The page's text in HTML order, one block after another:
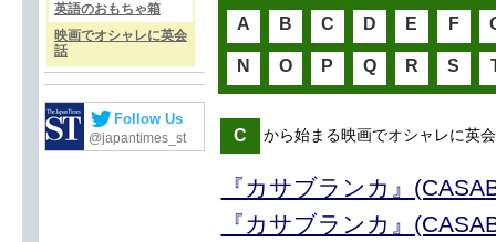
英語のおもちゃ箱
映画でオシャレに英会
話
Follow Us
@japantimes_st
A B C D E F
N O P Q R S
C から始まる映画でオシャレに英
『カサブランカ』
『カサブランカ』